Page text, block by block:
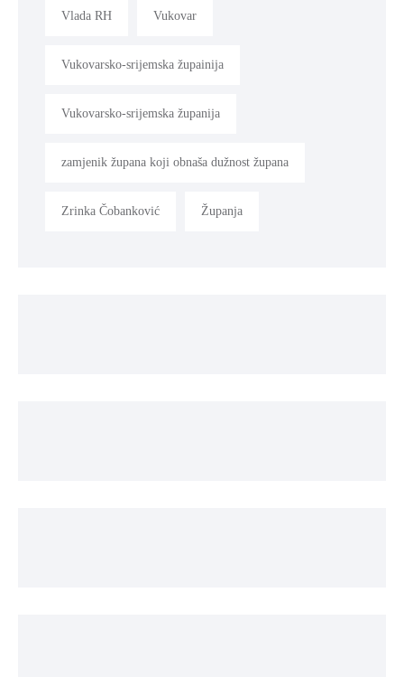
Vlada RH Vukovar
Vukovarsko-srijemska župainija
Vukovarsko-srijemska županija
zamjenik župana koji obnaša dužnost župana
Zrinka Čobanković Županja